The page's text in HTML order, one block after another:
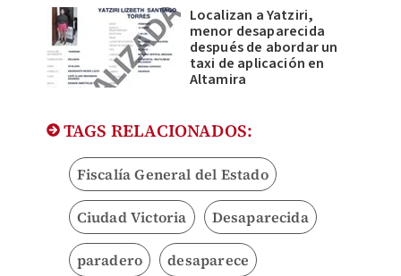
Localizan a Yatziri,
menor desaparecida
después de abordar un
taxi de aplicación en
Altamira
TAGS RELACIONADOS:
Fiscalía General del Estado
Ciudad Victoria Desaparecida
paradero desaparece